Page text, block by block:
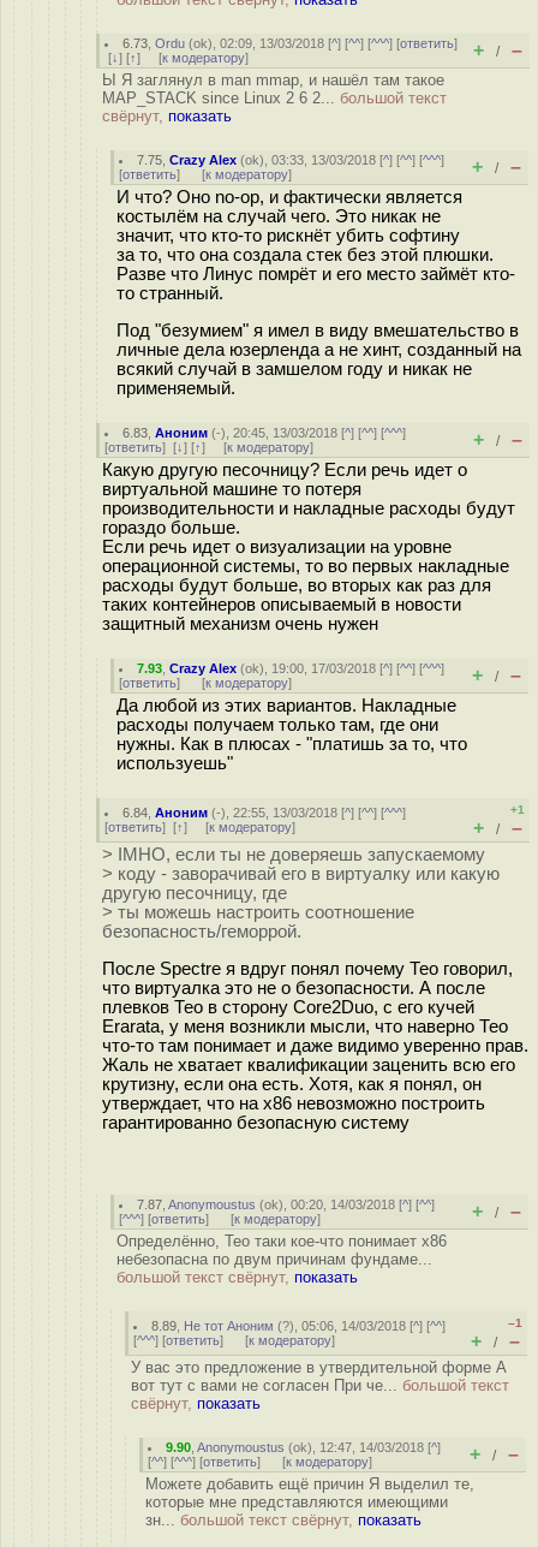
6.73 ,Ordu (ok), 02:09, 13/03/2018 [^] [^^] [^^^] [ответить]
[↓] [↑] [к модератору] + / –
Ы Я заглянул в man mmap, и нашёл там такое
MAP_STACK since Linux 2 6 2... большой текст
свёрнут, показать
7.75 ,Crazy Alex (ok), 03:33, 13/03/2018 [^] [^^] [^^^]
[ответить] [к модератору] + / –
И что? Оно no-op, и фактически является
костылём на случай чего. Это никак не
значит, что кто-то рискнёт убить софтину
за то, что она создала стек без этой плюшки.
Разве что Линус помрёт и его место займёт кто-
то странный.
Под "безумием" я имел в виду вмешательство в
личные дела юзерленда а не хинт, созданный на
всякий случай в замшелом году и никак не
применяемый.
6.83 ,Аноним (-), 20:45, 13/03/2018 [^] [^^] [^^^]
[ответить] [↓] [↑] [к модератору] + / –
Какую другую песочницу? Если речь идет о
виртуальной машине то потеря
производительности и накладные расходы будут
гораздо больше.
Если речь идет о визуализации на уровне
операционной системы, то во первых накладные
расходы будут больше, во вторых как раз для
таких контейнеров описываемый в новости
защитный механизм очень нужен
7.93 ,Crazy Alex (ok), 19:00, 17/03/2018 [^] [^^] [^^^]
[ответить] [к модератору] + / –
Да любой из этих вариантов. Накладные
расходы получаем только там, где они
нужны. Как в плюсах - "платишь за то, что
используешь"
6.84 ,Аноним (-), 22:55, 13/03/2018 [^] [^^] [^^^]
[ответить] [↑] [к модератору]
+1
+ / –
> IMHO, если ты не доверяешь запускаемому
> коду - заворачивай его в виртуалку или какую
другую песочницу, где
> ты можешь настроить соотношение
безопасность/геморрой.
После Spectre я вдруг понял почему Тео говорил,
что виртуалка это не о безопасности. А после
плевков Тео в сторону Core2Duo, с его кучей
Erarata, у меня возникли мысли, что наверно Тео
что-то там понимает и даже видимо уверенно прав.
Жаль не хватает квалификации заценить всю его
крутизну, если она есть. Хотя, как я понял, он
утверждает, что на x86 невозможно построить
гарантированно безопасную систему
7.87 ,Anonymoustus (ok), 00:20, 14/03/2018 [^] [^^]
[^^^] [ответить] [к модератору] + / –
Определённо, Тео таки кое-что понимает x86
небезопасна по двум причинам фундаме...
большой текст свёрнут, показать
8.89 Не тот Аноним (?), 05:06, 14/03/2018 [^] [^^]
[^^^] [ответить] [к модератору]
–1
+ / –
У вас это предложение в утвердительной форме А
вот тут с вами не согласен При че... большой текст
свёрнут, показать
9.90 ,Anonymoustus (ok), 12:47, 14/03/2018 [^]
[^^] [^^^] [ответить] [к модератору] + / –
Можете добавить ещё причин Я выделил те,
которые мне представляются имеющими
зн... большой текст свёрнут, показать